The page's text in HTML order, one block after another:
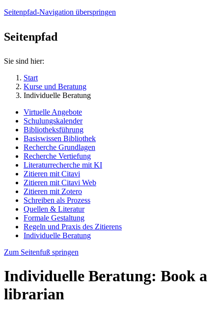
Seitenpfad-Navigation überspringen
Seitenpfad
Sie sind hier:
Start
Kurse und Beratung
Individuelle Beratung
Virtuelle Angebote
Schulungskalender
Bibliotheksführung
Basiswissen Bibliothek
Recherche Grundlagen
Recherche Vertiefung
Literaturrecherche mit KI
Zitieren mit Citavi
Zitieren mit Citavi Web
Zitieren mit Zotero
Schreiben als Prozess
Quellen & Literatur
Formale Gestaltung
Regeln und Praxis des Zitierens
Individuelle Beratung
Zum Seitenfuß springen
Individuelle Beratung: Book a
librarian